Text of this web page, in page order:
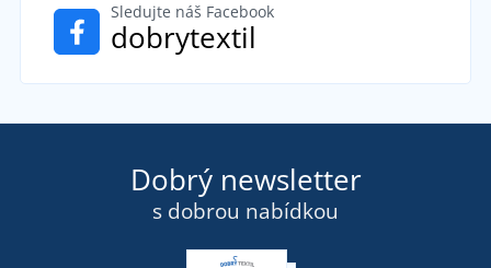
Sledujte náš Facebook
dobrytextil
Dobrý newsletter
s dobrou nabídkou